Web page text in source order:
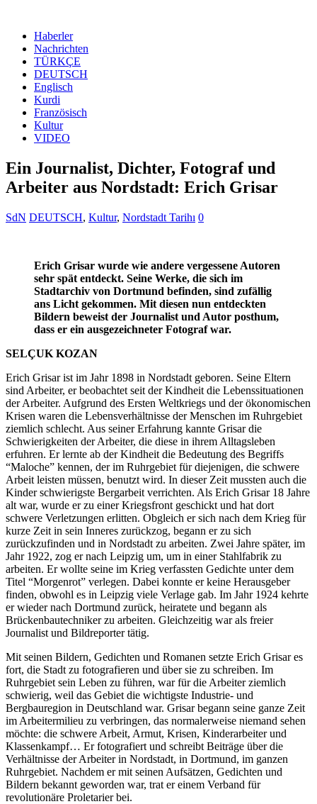
Haberler
Nachrichten
TÜRKÇE
DEUTSCH
Englisch
Kurdi
Französisch
Kultur
VIDEO
Ein Journalist, Dichter, Fotograf und
Arbeiter aus Nordstadt: Erich Grisar
SdN DEUTSCH, Kultur, Nordstadt Tarihı 0
Erich Grisar wurde wie andere vergessene Autoren
sehr spät entdeckt. Seine Werke, die sich im
Stadtarchiv von Dortmund befinden, sind zufällig
ans Licht gekommen. Mit diesen nun entdeckten
Bildern beweist der Journalist und Autor posthum,
dass er ein ausgezeichneter Fotograf war.
SELÇUK KOZAN
Erich Grisar ist im Jahr 1898 in Nordstadt geboren. Seine Eltern
sind Arbeiter, er beobachtet seit der Kindheit die Lebenssituationen
der Arbeiter. Aufgrund des Ersten Weltkriegs und der ökonomischen
Krisen waren die Lebensverhältnisse der Menschen im Ruhrgebiet
ziemlich schlecht. Aus seiner Erfahrung kannte Grisar die
Schwierigkeiten der Arbeiter, die diese in ihrem Alltagsleben
erfuhren. Er lernte ab der Kindheit die Bedeutung des Begriffs
“Maloche” kennen, der im Ruhrgebiet für diejenigen, die schwere
Arbeit leisten müssen, benutzt wird. In dieser Zeit mussten auch die
Kinder schwierigste Bergarbeit verrichten. Als Erich Grisar 18 Jahre
alt war, wurde er zu einer Kriegsfront geschickt und hat dort
schwere Verletzungen erlitten. Obgleich er sich nach dem Krieg für
kurze Zeit in sein Inneres zurückzog, begann er zu sich
zurückzufinden und in Nordstadt zu arbeiten. Zwei Jahre später, im
Jahr 1922, zog er nach Leipzig um, um in einer Stahlfabrik zu
arbeiten. Er wollte seine im Krieg verfassten Gedichte unter dem
Titel “Morgenrot” verlegen. Dabei konnte er keine Herausgeber
finden, obwohl es in Leipzig viele Verlage gab. Im Jahr 1924 kehrte
er wieder nach Dortmund zurück, heiratete und begann als
Brückenbautechniker zu arbeiten. Gleichzeitig war als freier
Journalist und Bildreporter tätig.
Mit seinen Bildern, Gedichten und Romanen setzte Erich Grisar es
fort, die Stadt zu fotografieren und über sie zu schreiben. Im
Ruhrgebiet sein Leben zu führen, war für die Arbeiter ziemlich
schwierig, weil das Gebiet die wichtigste Industrie- und
Bergbauregion in Deutschland war. Grisar begann seine ganze Zeit
im Arbeitermilieu zu verbringen, das normalerweise niemand sehen
möchte: die schwere Arbeit, Armut, Krisen, Kinderarbeiter und
Klassenkampf… Er fotografiert und schreibt Beiträge über die
Verhältnisse der Arbeiter in Nordstadt, in Dortmund, im ganzen
Ruhrgebiet. Nachdem er mit seinen Aufsätzen, Gedichten und
Bildern bekannt geworden war, trat er einem Verband für
revolutionäre Proletarier bei.